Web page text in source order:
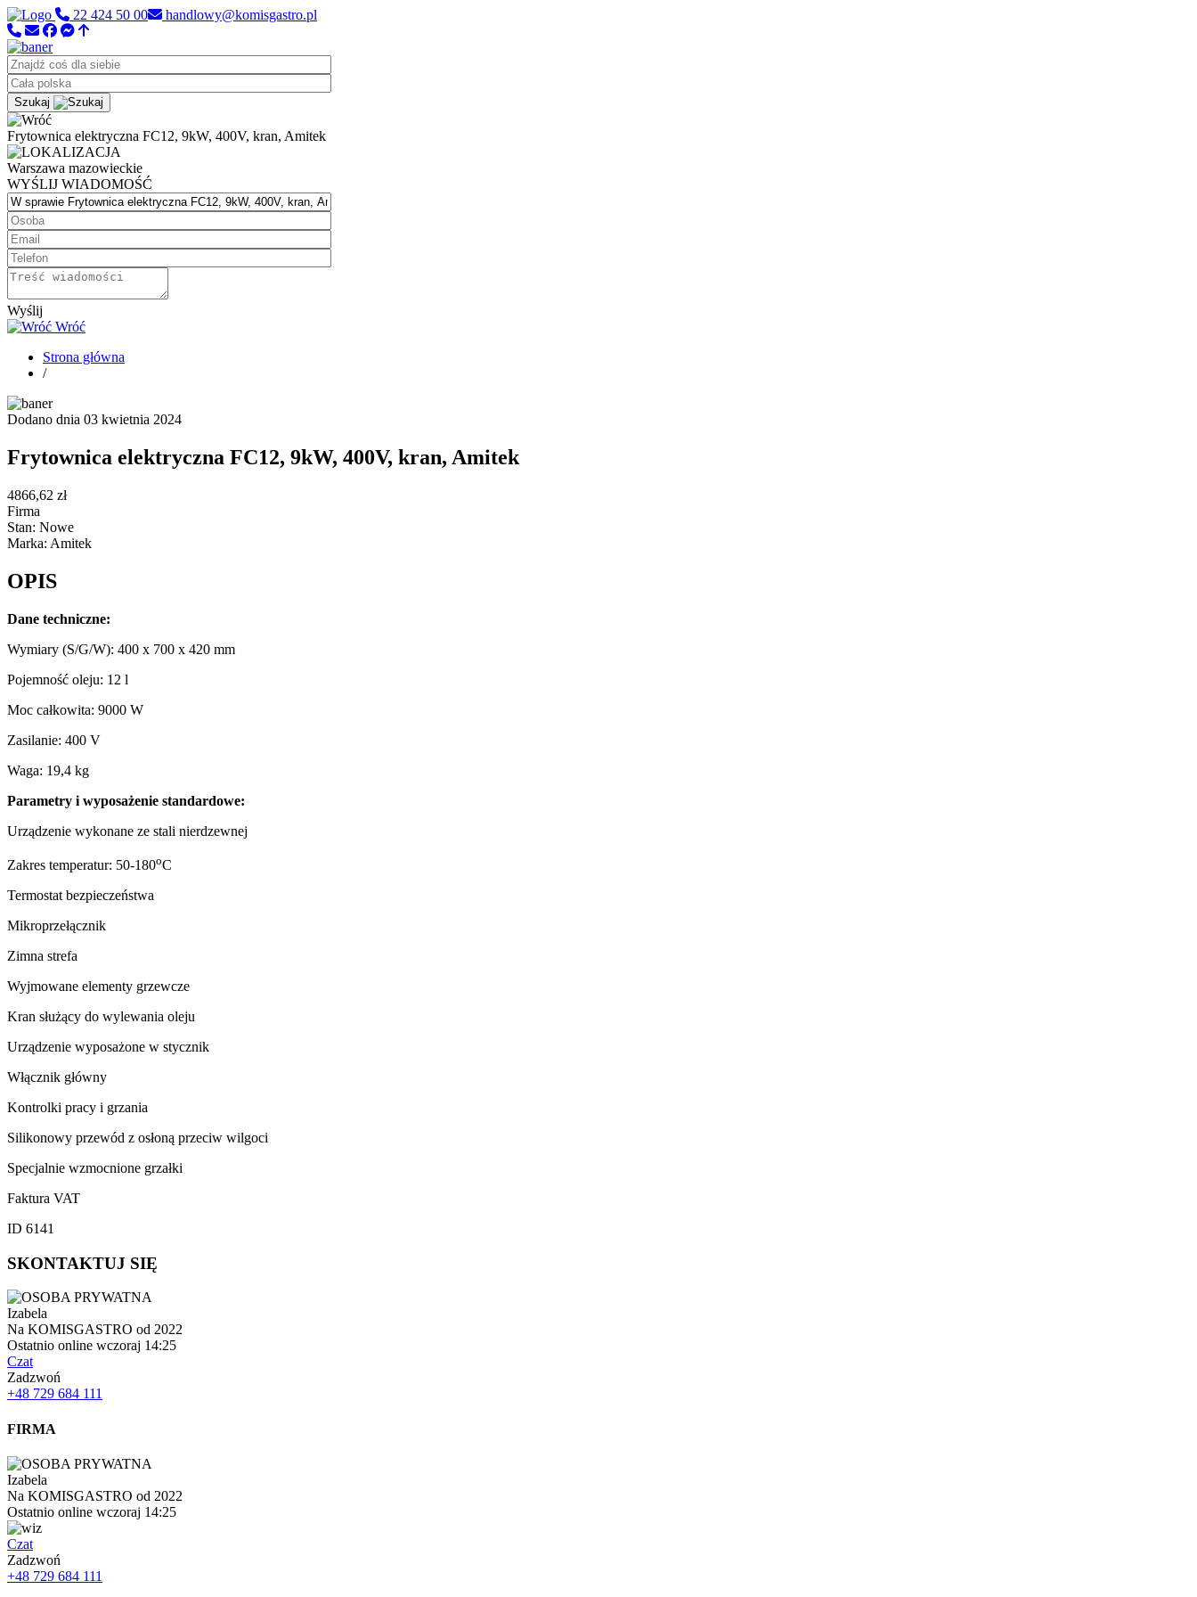
22 424 50 00 handlowy@komisgastro.pl
Szukaj
Frytownica elektryczna FC12, 9kW, 400V, kran, Amitek
Warszawa mazowieckie
WYŚLIJ WIADOMOŚĆ
Wyślij
Wróć
Strona główna
/
Dodano dnia 03 kwietnia 2024
Frytownica elektryczna FC12, 9kW, 400V, kran, Amitek
4866,62 zł
Firma
Stan: Nowe
Marka: Amitek
OPIS
Dane techniczne:
Wymiary (S/G/W): 400 x 700 x 420 mm
Pojemność oleju: 12 l
Moc całkowita: 9000 W
Zasilanie: 400 V
Waga: 19,4 kg
Parametry i wyposażenie standardowe:
Urządzenie wykonane ze stali nierdzewnej
Zakres temperatur: 50-180oC
Termostat bezpieczeństwa
Mikroprzełącznik
Zimna strefa
Wyjmowane elementy grzewcze
Kran służący do wylewania oleju
Urządzenie wyposażone w stycznik
Włącznik główny
Kontrolki pracy i grzania
Silikonowy przewód z osłoną przeciw wilgoci
Specjalnie wzmocnione grzałki
Faktura VAT
ID 6141
SKONTAKTUJ SIĘ
Izabela
Na KOMISGASTRO od 2022
Ostatnio online wczoraj 14:25
Czat
Zadzwoń
+48 729 684 111
FIRMA
Izabela
Na KOMISGASTRO od 2022
Ostatnio online wczoraj 14:25
Czat
Zadzwoń
+48 729 684 111